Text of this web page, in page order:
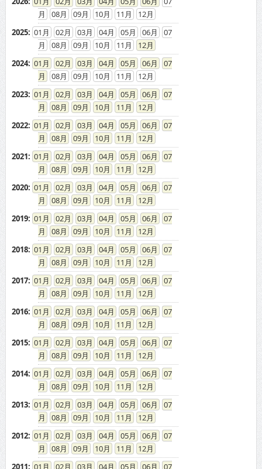
08
09 10 11
12
2025: 01 02 03 04 05 06
07
08
09 10 11
12
2024: 01 02 03 04 05 06
07
08
09 10 11
12
2023: 01 02 03 04 05 06
07
08
09 10 11
12
2022: 01 02 03 04 05 06
07
08
09 10 11
12
2021: 01 02 03 04 05 06
07
08
09 10 11
12
2020: 01 02 03 04 05 06
07
08
09 10 11
12
2019: 01 02 03 04 05 06
07
08
09 10 11
12
2018: 01 02 03 04 05 06
07
08
09 10 11
12
2017: 01 02 03 04 05 06
07
08
09 10 11
12
2016: 01 02 03 04 05 06
07
08
09 10 11
12
2015: 01 02 03 04 05 06
07
08
09 10 11
12
2014: 01 02 03 04 05 06
07
08
09 10 11
12
2013: 01 02 03 04 05 06
07
08
09 10 11
12
2012: 01 02 03 04 05 06
07
08
09 10 11
12